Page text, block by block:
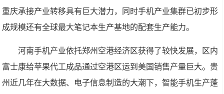
重庆承接产业转移具有巨大潜力，同时手机产业集群已初步形
成规模还有全球最大笔记本生产基地的配套生产能力。
河南手机产业依托郑州空港经济区获得了较快发展，区内
富士康给苹果代工成品通过空港区运到美国销售产量巨大。贵
州近几年在大数据、电子信息制造的大潮下，智能手机生产蓬